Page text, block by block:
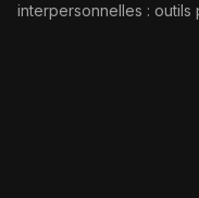
interpersonnelles :